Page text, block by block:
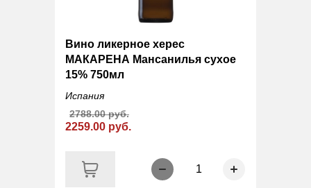
Вино ликерное херес
МАКАРЕНА Мансанилья сухое
15% 750мл
Испания
2259.00 руб.
2788.00 руб.
1